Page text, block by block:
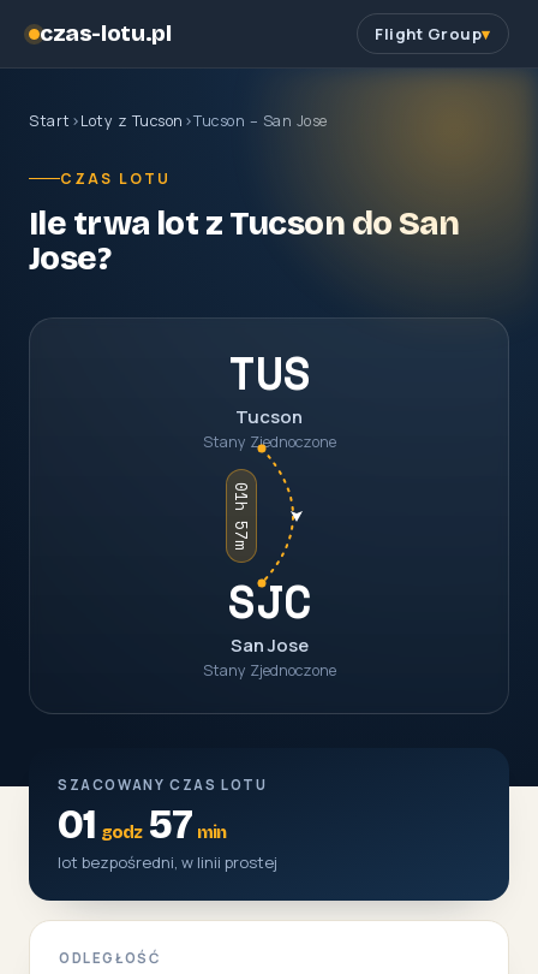
czas-lotu.pl Flight Group
Start ›Loty z Tucson ›Tucson – San Jose
CZAS LOTU
Ile trwa lot z Tucson do San
Jose?
TUS
Tucson
Stany Zjednoczone
01h 57m
SJC
San Jose
Stany Zjednoczone
SZACOWANY CZAS LOTU
01 godz57 min
lot bezpośredni, w linii prostej
ODLEGŁOŚĆ